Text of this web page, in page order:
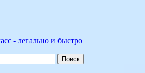
- легально и быстро
Поиск